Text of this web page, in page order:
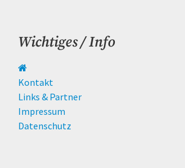
Wichtiges / Info
Navigation
überspringen
Kontakt
Links & Partner
Impressum
Datenschutz